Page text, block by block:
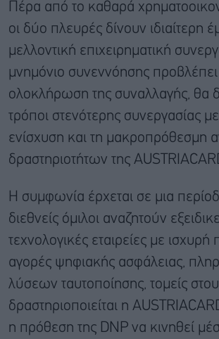
Πέρα από το καθαρά
οι δύο πλευρές δίνουν ιδιαίτερη
μελλοντική επιχειρηματική
μνημόνιο συνεννόησης προβλέπει
ολοκλήρωση της συναλλαγής, θα
τρόποι στενότερης συνεργασίας
ενίσχυση και τη μακροπρόθεσμη
δραστηριοτήτων της
Η συμφωνία έρχεται σε μια
διεθνείς όμιλοι αναζητούν
τεχνολογικές εταιρείες με ισχυρή
αγορές ψηφιακής ασφάλειας,
λύσεων ταυτοποίησης, τομείς
δραστηριοποιείται η
η πρόθεση της DNP να κινηθεί